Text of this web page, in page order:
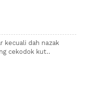
kecuali dah nazak
cekodok kut..